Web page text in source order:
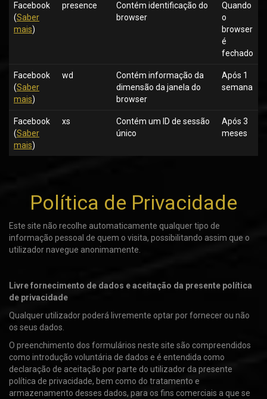
Facebook
(Saber
mais)
presence
Contém identificação do
browser
Quando
o
browser
é
fechado
Facebook
(Saber
mais)
wd
Contém informação da
dimensão da janela do
browser
Após 1
semana
Facebook
(Saber
mais)
xs
Contém um ID de sessão
único
Após 3
meses
Política de Privacidade
Este site não recolhe automaticamente qualquer tipo de
informação pessoal de quem o visita, possibilitando assim que o
utilizador navegue anonimamente.
Livre fornecimento de dados e aceitação da presente política
de privacidade
Qualquer utilizador poderá livremente optar por fornecer ou não
os seus dados.
O preenchimento dos formulários neste site são compreendidos
como introdução voluntária de dados e é entendida como
declaração de aceitação por parte do utilizador da presente
política de privacidade, bem como do tratamento e
armazenamento desses dados, para os fins comerciais a que se